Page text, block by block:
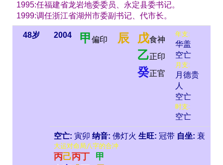
1995:任福建省龙岩地委委员、永定县委书记。
1999:调任浙江省湖州市委副书记、代市长。
48岁 2004 甲偏印 辰 戊食神
乙正印
癸正官
年支:
华盖
空亡
月支:
月德贵
人
空亡
时支:
空亡
空亡: 寅卯 纳音: 佛灯火 生旺: 冠带 自坐: 衰
大运对命局八字的合冲
丙己丙丁
甲